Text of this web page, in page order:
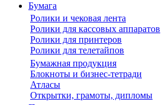
Бумага
Ролики и чековая лента
Ролики для кассовых аппаратов
Ролики для принтеров
Ролики для телетайпов
Бумажная продукция
Блокноты и бизнес-тетради
Атласы
Открытки, грамоты, дипломы